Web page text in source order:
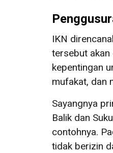
IKN
tersebut akan
kepentingan
mufakat, dan
Sayangnya
Balik dan
contohnya.
tidak berizin